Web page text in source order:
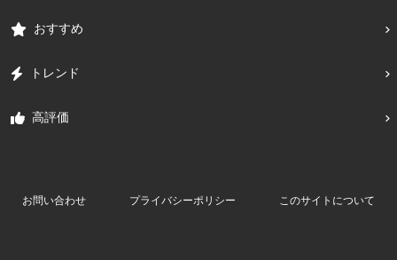
おすすめ
トレンド
高評価
お問い合わせ プライバシーポリシー このサイトについて